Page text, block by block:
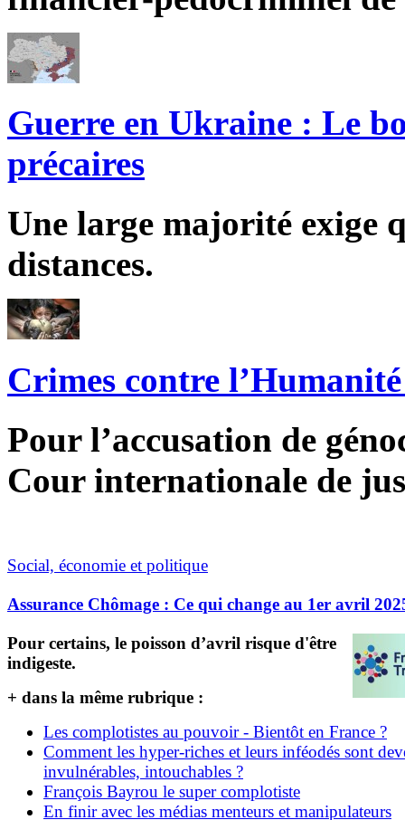
Guerre en Ukraine : Le
précaires
Une large majorité exige
distances.
Crimes contre
Pour l’accusation de
Cour internationale de
Social, économie et politique
Assurance Chômage : Ce qui change au 1er avril
Pour certains, le poisson d’avril risque d'être
indigeste.
+ dans la même rubrique :
Les complotistes au pouvoir - Bientôt en France ?
Comment les hyper-riches et leurs inféodés sont
invulnérables, intouchables ?
François Bayrou le super complotiste
En finir avec les médias menteurs et manipulateurs